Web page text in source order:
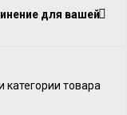
для вашей
категории товара